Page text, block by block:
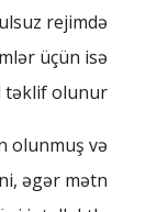
rejimdə
üçün isə
olunur.
olunmuş və
əgər mətn